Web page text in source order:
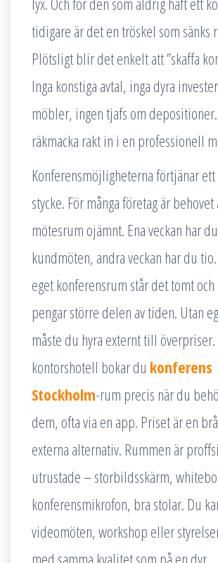
tidigare är det en tröskel som sänks
Plötsligt blir det enkelt att ”skaffa
Inga konstiga avtal, inga dyra
möbler, ingen tjafs om
räkmacka rakt in i en professionell
Konferensmöjligheterna förtjänar
stycke. För många företag är behovet
mötesrum ojämnt. Ena veckan har
kundmöten, andra veckan har du
eget konferensrum står det tomt
pengar större delen av tiden. Utan
måste du hyra externt till
kontorshotell bokar du konferens
Stockholm-rum precis när du
dem, ofta via en app. Priset är en
externa alternativ. Rummen är
utrustade – storbildsskärm,
konferensmikrofon, bra stolar. Du
videomöten, workshop eller
med samma kvalitet som på en dyr